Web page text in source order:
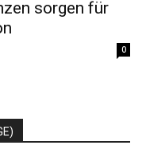
sorgen für
0